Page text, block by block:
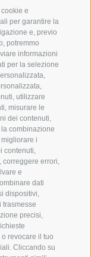
e
per garantire la
e, previo
potremmo
informazioni
per la selezione
utilizzare
misurare le
dei contenuti,
combinazione
i
contenuti,
errori,
e
dati
dispositivi,
trasmesse
precisi,
revocare il tuo
Cliccando su
6